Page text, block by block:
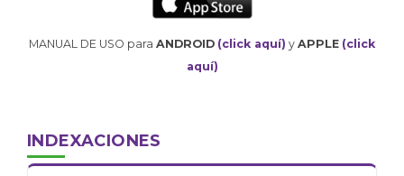
MANUAL DE USO para ANDROID (click aquí) y APPLE (click
aquí)
INDEXACIONES